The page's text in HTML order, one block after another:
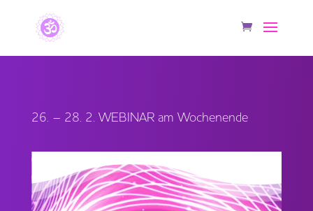
26. – 28. 2. WEBINAR am Wochenende